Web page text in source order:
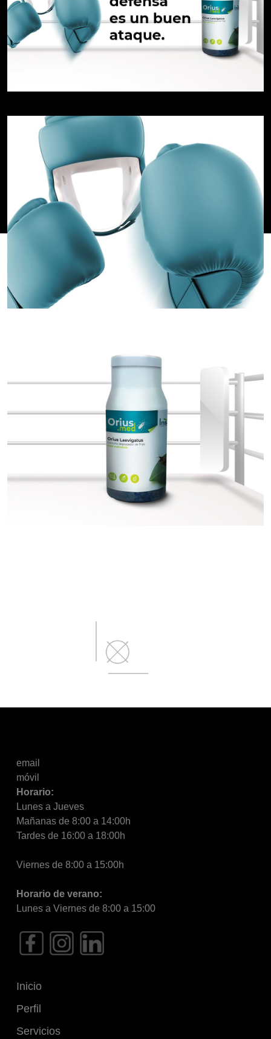
Inicio
Perfil
Servicios
email
móvil
Horario:
Lunes a Jueves
Mañanas de 8:00 a 14:00h
Tardes de 16:00 a 18:00h
Viernes de 8:00 a 15:00h
Horario de verano:
Lunes a Viernes de 8:00 a 15:00